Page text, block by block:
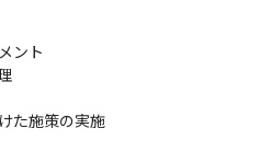
ント
た施策の実施